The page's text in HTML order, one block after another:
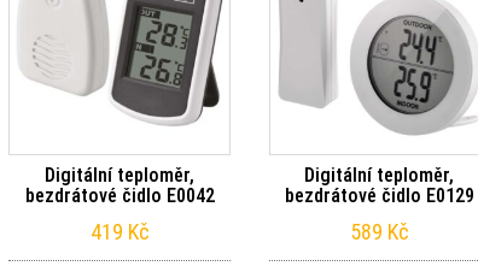
Digitální teploměr,
bezdrátové čidlo E0042
419 Kč
Digitální teploměr,
bezdrátové čidlo E0129
589 Kč